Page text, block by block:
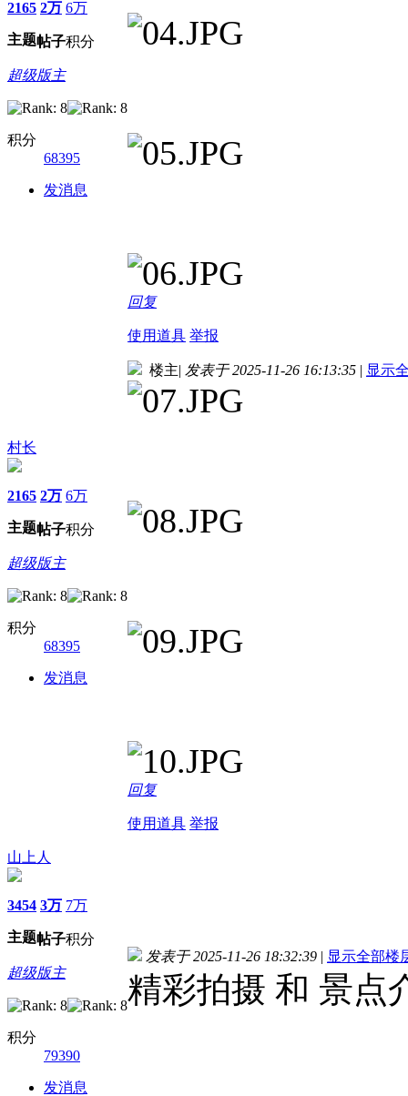
2165
主题
2万
帖子
6万
积分
超级版主
积分
68395
发消息
回复
使用道具 举报
村长
2165
主题
2万
帖子
6万
积分
超级版主
积分
68395
发消息
楼主| 发表于 2025-11-26 16:13:35 | 显示
回复
使用道具 举报
山上人
3454
主题
3万
帖子
7万
积分
超级版主
积分
79390
发消息
发表于 2025-11-26 18:32:39 | 显示全部楼
精彩拍摄 和 景点